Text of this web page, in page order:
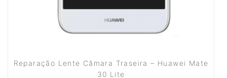
Reparação Lente Câmara Traseira – Huawei Mate
30 Lite